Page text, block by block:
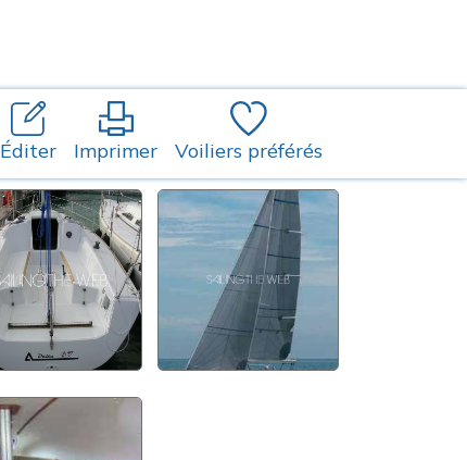
Éditer Imprimer Voiliers préférés